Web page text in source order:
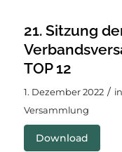
21. Sitzung
TOP 12
1. Dezember 2022 / in
Versammlung
Download